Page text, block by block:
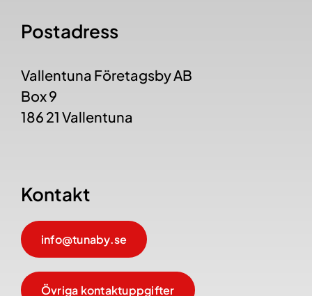
Postadress
Vallentuna Företagsby AB
Box 9
186 21 Vallentuna
Kontakt
info@tunaby.se
Övriga kontaktuppgifter